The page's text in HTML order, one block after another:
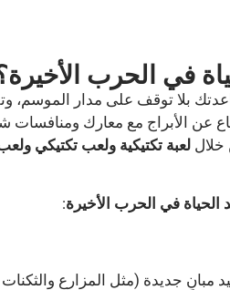
في الحرب
بلا توقف على مدار الموسم،
عن الأبراج مع معارك
خلال لعبة تكتيكية ولعب تكتيكي
الحياة في الحرب الأخيرة:
جديدة (مثل المزارع والثكنات